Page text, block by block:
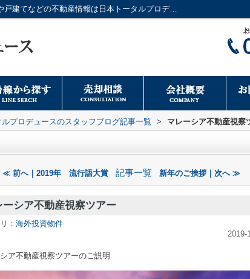
マレーシア不動産視察ツアー｜大阪市のマンションや戸建てなどの不動産情報は日本トータルプロデュースへ
プロデュースのスタッフブログ記事一覧 > マレーシア不動産視察
≪ 前へ｜2019年 流行語大賞 記事一覧 新年のご挨拶｜次へ ≫
ーシア不動産視察ツアー
： 海外投資物件
2019-
ア不動産視察ツアーのご説明